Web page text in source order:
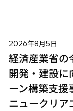
2026年8月5日
経済産業省の
開発・建設に
ーン構築支援
ニュークリア